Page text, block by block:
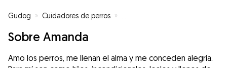
Gudog » Cuidadores de perros »
Sobre Amanda
Amo los perros, me llenan el alma y me conceden alegría.